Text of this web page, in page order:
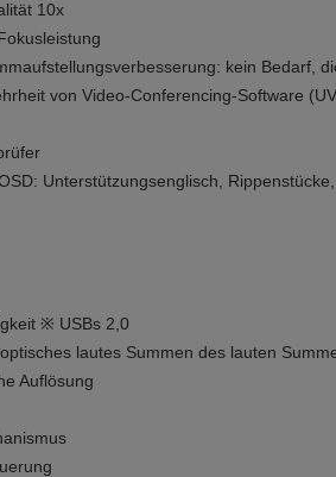
10x
kein Bedarf,
von Video-Conferencing-Software
Unterstützungsenglisch,
※ USBs 2,0
lautes Summen des lauten
Auflösung